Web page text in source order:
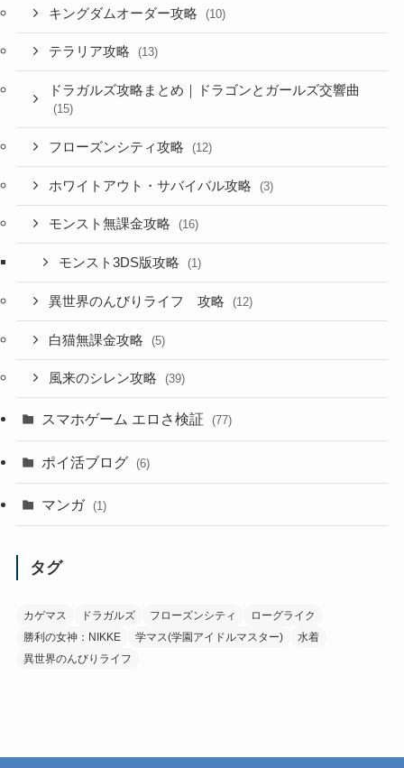
キングダムオーダー攻略 (10)
テラリア攻略 (13)
ドラガルズ攻略まとめ｜ドラゴンとガールズ交響曲
(15)
フローズンシティ攻略 (12)
ホワイトアウト・サバイバル攻略 (3)
モンスト無課金攻略 (16)
モンスト3DS版攻略 (1)
異世界のんびりライフ 攻略 (12)
白猫無課金攻略 (5)
風来のシレン攻略 (39)
スマホゲーム エロさ検証 (77)
ポイ活ブログ (6)
マンガ (1)
タグ
カゲマス ドラガルズ フローズンシティ
ローグライク
勝利の女神：NIKKE
学マス(学園アイドルマスター)
水着
異世界のんびりライフ